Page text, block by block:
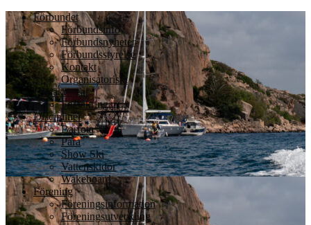
Förbundet
Förbundsinfo
Förbundsnyheter
Förbundsstyrelse
Kontakt
Organisatoriskt
Försäkringar
Försäkringar
Discipliner
Barfota
Para
Show Ski
Vattenskidor
Wakeboard
Förening
Föreningsinformation
Föreningsutveckling